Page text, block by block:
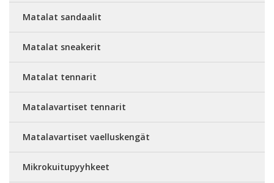
Matalat sandaalit
Matalat sneakerit
Matalat tennarit
Matalavartiset tennarit
Matalavartiset vaelluskengät
Mikrokuitupyyhkeet